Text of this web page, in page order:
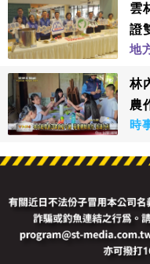
雲
證
地
林
農
時
鑫傳國際多媒體科技股
勿轉載本網站內容 ©